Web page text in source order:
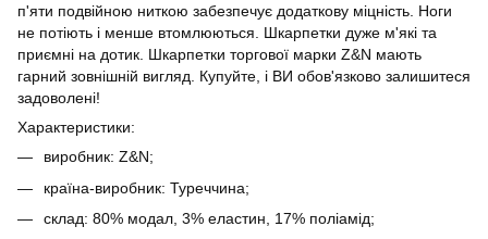
п'яти подвійною ниткою забезпечує додаткову міцність. Ноги
не потіють і менше втомлюються. Шкарпетки дуже м'які та
приємні на дотик. Шкарпетки торгової марки Z&N мають
гарний зовнішній вигляд. Купуйте, і ВИ обов'язково залишитеся
задоволені!
Характеристики:
виробник: Z&N;
країна-виробник: Туреччина;
склад: 80% модал, 3% еластин, 17% поліамід;